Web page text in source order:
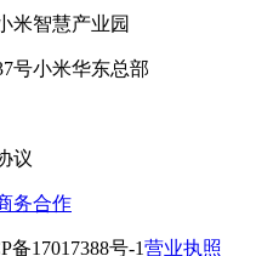
米智慧产业园
号小米华东总部
议
务合作
备17017388号-1营业执照